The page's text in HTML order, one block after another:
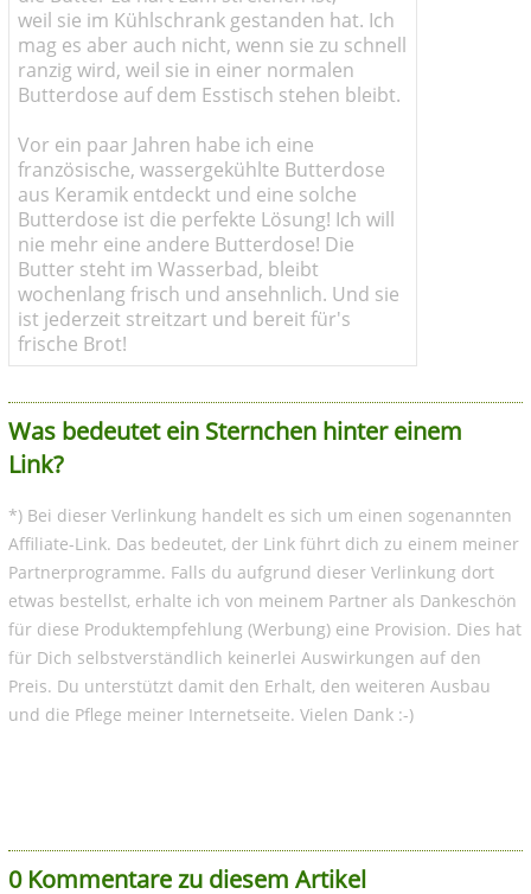
weil sie im Kühlschrank gestanden hat. Ich
mag es aber auch nicht, wenn sie zu schnell
ranzig wird, weil sie in einer normalen
Butterdose auf dem Esstisch stehen bleibt.
Vor ein paar Jahren habe ich eine
französische, wassergekühlte Butterdose
aus Keramik entdeckt und eine solche
Butterdose ist die perfekte Lösung! Ich will
nie mehr eine andere Butterdose! Die
Butter steht im Wasserbad, bleibt
wochenlang frisch und ansehnlich. Und sie
ist jederzeit streitzart und bereit für's
frische Brot!
Was bedeutet ein Sternchen hinter einem
Link?
*) Bei dieser Verlinkung handelt es sich um einen sogenannten
Affiliate-Link. Das bedeutet, der Link führt dich zu einem meiner
Partnerprogramme. Falls du aufgrund dieser Verlinkung dort
etwas bestellst, erhalte ich von meinem Partner als Dankeschön
für diese Produktempfehlung (Werbung) eine Provision. Dies hat
für Dich selbstverständlich keinerlei Auswirkungen auf den
Preis. Du unterstützt damit den Erhalt, den weiteren Ausbau
und die Pflege meiner Internetseite. Vielen Dank :-)
0 Kommentare zu diesem Artikel